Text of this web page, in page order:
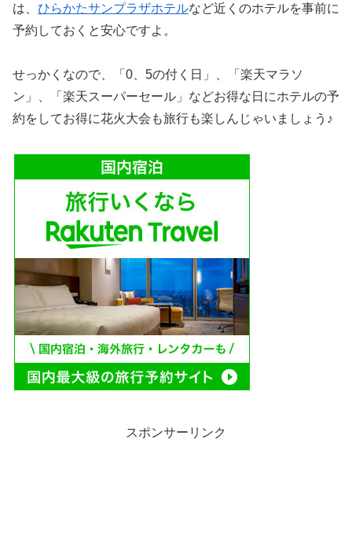
は、 ひらかたサンプラザホテルなど近くのホテルを事前に
予約しておくと安心ですよ。
せっかくなので、「0、5の付く日」、「楽天マラソ
ン」、「楽天スーパーセール」などお得な日にホテルの予
約をしてお得に花火大会も旅行も楽しんじゃいましょう♪
スポンサーリンク